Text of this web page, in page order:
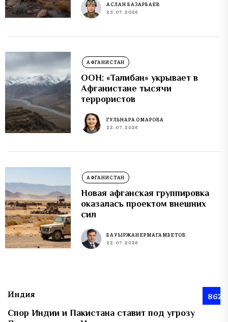
АСЛАН БАЗАРБАЕВ
23.07.2026
АФГАНИСТАН
ООН: «Талибан» укрывает в
Афганистане тысячи
террористов
ГУЛЬНАРА ОМАРОВА
22.07.2026
АФГАНИСТАН
Новая афганская группировка
оказалась проектом внешних
сил
БАУЫРЖАН ЕРМАГАМБЕТОВ
22.07.2026
Индия 862
Спор Индии и Пакистана ставит под угрозу